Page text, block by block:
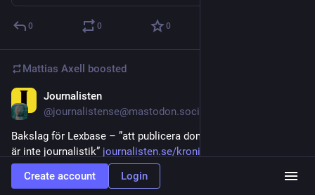
0 0 0
Mattias Axell boosted
Journalisten
@journalistense@mastodon.social
Bakslag för Lexbase – ”att publicera domar utan bearbetning
är inte journalistik” journalisten.se/kronikor/baksl
Create account Login